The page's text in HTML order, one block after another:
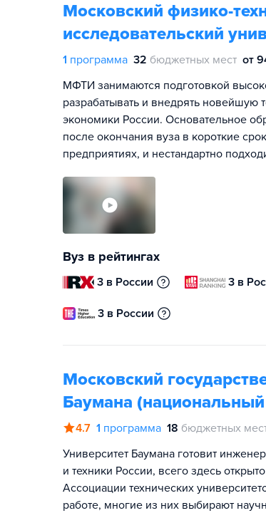
Московский физико-
исследовательский
1 программа 32 бюджетных мест от
МФТИ занимаются подготовкой
разрабатывать и внедрять новейшую
экономики России. Основательное
после окончания вуза в короткие
предприятиях, и нестандартно
Вуз в рейтингах
3 в России 3 в
3 в России
Московский
Баумана (национальный
4.7 1 программа 18 бюджетных
Университет Баумана готовит
и техники России, всего здесь
Ассоциации технических
работе, многие из них выбирают